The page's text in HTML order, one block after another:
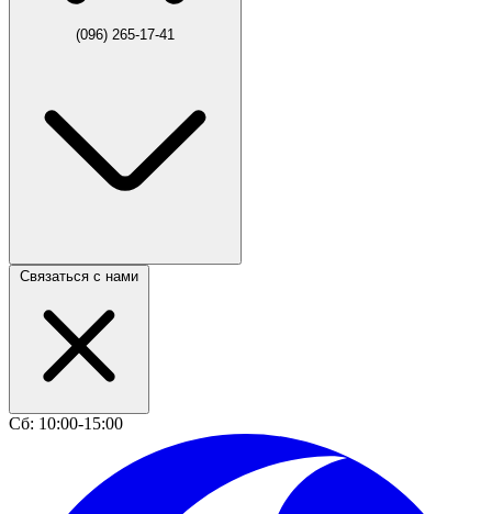
(096) 265-17-41
Связаться с нами
Сб: 10:00-15:00